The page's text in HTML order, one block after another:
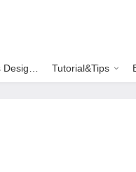
Tutorial&Tips